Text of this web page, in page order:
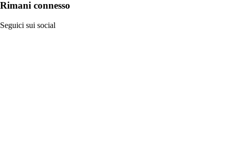
Rimani connesso
Seguici sui social